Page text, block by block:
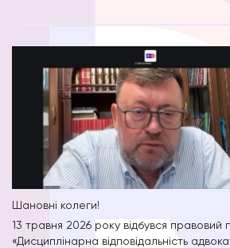
Шановні колеги!
13 травня 2026 року відбувся правовий
«Дисциплінарна відповідальність